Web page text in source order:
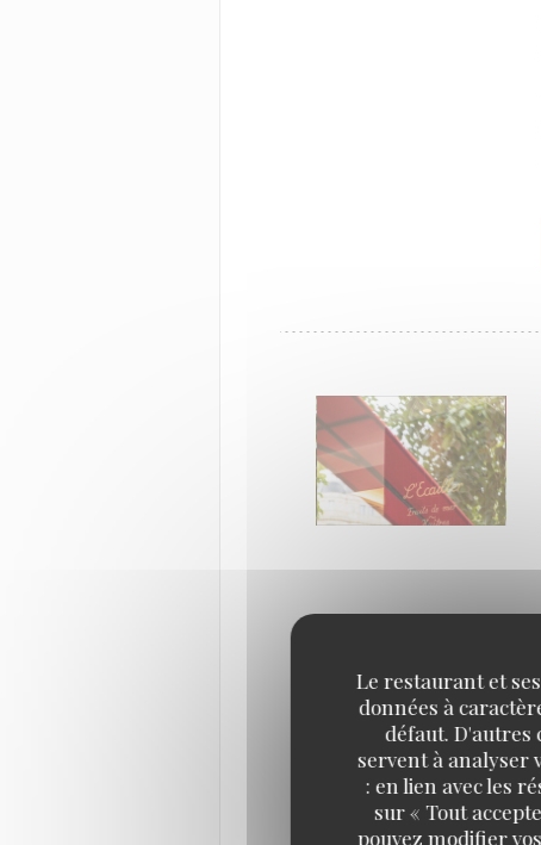
Le restaurant et
données à
défaut. D'autres
servent à analyser
: en lien avec les
sur « Tout
pouvez modifier